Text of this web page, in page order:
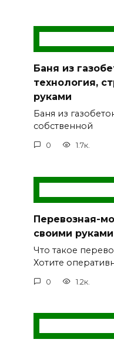
Баня из
технология,
руками
Баня из
собственной
0 1.7к.
Перевозная-
своими руками
Что такое
Хотите
0 1.2к.